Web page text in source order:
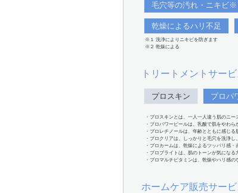
毛穴等の汚れ・ニキビ※
乾燥によるハリ不足
※１ 洗浄によりニキビを防ぎます
※２ 乾燥による
トリートメントサービ
プロスキン プロパ
・プロスキンとは、一人一人違う肌のニ
・プロパワーピールは、乳酸で肌をやわ
・プロレチノールは、年齢とともに感じ
・プロクリアは、しっかりと毛穴を洗浄
・プロカームは、乾燥によるツッパリ感
・プロブライトは、肌のトーンが気にな
・プロマルチビタミンは、乾燥やハリ感
ホームケア販売サービ